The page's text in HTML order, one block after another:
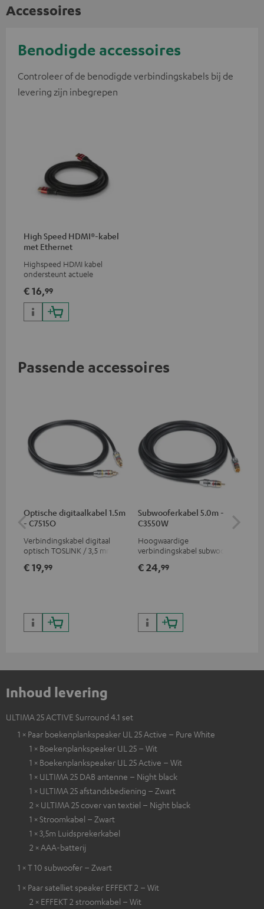
Accessoires
Benodigde accessoires
Controleer of de benodigde verbindingskabels bij de
levering zijn inbegrepen
High Speed HDMI®-kabel
met Ethernet
Highspeed HDMI kabel
ondersteunt actuele
4K 3D
€ 16,99
Passende accessoires
Optische digitaalkabel 1.5m
- C7515O
Verbindingskabel digitaal
optisch TOSLINK / 3,5 mm
€ 19,99
Subwooferkabel 5.0m -
C3550W
Hoogwaardige
verbindingskabel subwoofer
€ 24,99
Inhoud levering
ULTIMA 25 ACTIVE Surround 4.1 set
1 × Paar boekenplankspeaker UL 25 Active – Pure White
1 × Boekenplankspeaker UL 25 – Wit
1 × Boekenplankspeaker UL 25 Active – Wit
1 × ULTIMA 25 DAB antenne – Night black
1 × ULTIMA 25 afstandsbediening – Zwart
2 × ULTIMA 25 cover van textiel – Night black
1 × Stroomkabel – Zwart
1 × 3,5m Luidsprekerkabel
2 × AAA-batterij
1 × T 10 subwoofer – Zwart
1 × Paar satelliet speaker EFFEKT 2 – Wit
2 × EFFEKT 2 stroomkabel – Wit